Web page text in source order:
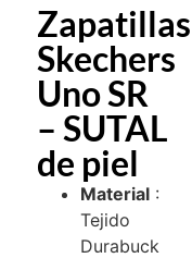
Zapatillas
Skechers
Uno SR
– SUTAL
de piel
Material :
Tejido
Durabuck